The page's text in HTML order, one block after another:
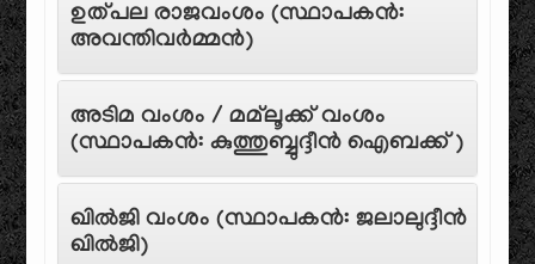
ഉത്പല രാജവംശം (സ്ഥാപകൻ:
അവന്തിവർമ്മൻ)
അടിമ വംശം / മമ്‌ലൂക്ക് വംശം
(സ്ഥാപകൻ: കുത്തുബ്ബുദ്ദീൻ ഐബക്ക്)
ഖിൽജി വംശം (സ്ഥാപകൻ: ജലാലുദ്ദീൻ
ഖിൽജി)